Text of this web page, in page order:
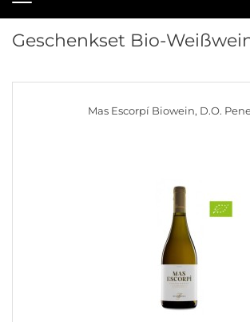
Geschenkset Bio-
Mas Escorpí Biowein, D.O.